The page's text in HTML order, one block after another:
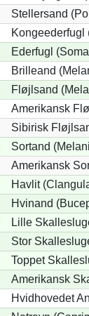
Stellersand
Kongeederfugl
Ederfugl
Brilleand
Fløjlsand
Amerikansk
Sibirisk
Sortand
Amerikansk
Havlit
Hvinand
Lille
Stor
Toppet
Amerikansk
Hvidhovedet